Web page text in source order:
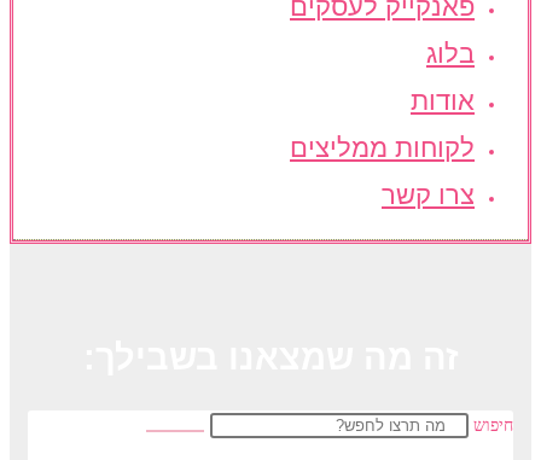
פאנקייק לעסקים
בלוג
אודות
לקוחות ממליצים
צרו קשר
חיפוש